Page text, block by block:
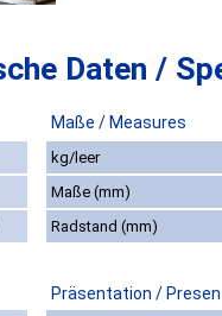
Daten /
Maße / Measures
kg/leer
Maße (mm)
Radstand (mm)
Präsentation /